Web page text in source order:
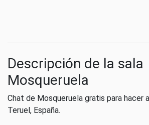
Descripción de la sala
Mosqueruela
Chat de Mosqueruela gratis para hacer
Teruel, España.